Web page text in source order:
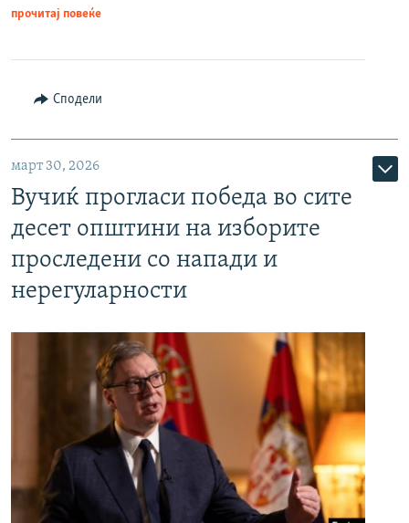
прочитај повеќе
Сподели
март 30, 2026
Вучиќ прогласи победа во сите
десет општини на изборите
проследени со напади и
нерегуларности